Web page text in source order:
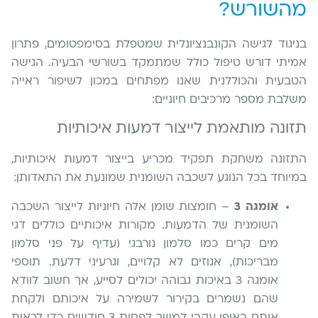
מהשורש?
בניגוד לגישה הקונבנציונלית שמטפלת בסימפטומים, פתרון
אמיתי דורש טיפול כולל שמתמקד בשורשי הבעיה. הגישה
הטבעית והכוללנית שאנו מפתחים במכון לשיפור ראייה
משלבת מספר מרכיבים חיוניים:
תזונה מותאמת לייצור דמעות איכותיות
התזונה משחקת תפקיד מכריע בייצור דמעות איכותיות,
במיוחד בכל הנוגע לשכבה השומנית שמונעת את התאדותן:
אומגה 3
– חומצות שומן אלה חיוניות לייצור השכבה
השומנית של הדמעות. מקורות איכותיים כוללים דגי
מים קרים כמו סלמון נורבגי (עדיף על פני סלמון
מבריכות), אגוזים לא קלויים, וגרעיני דלעת. תוספי
אומגה 3 באיכות גבוהה יכולים לסייע, אך חשוב לוודא
שהם נשמרים בקירור לשמירה על איכותם ולקחת